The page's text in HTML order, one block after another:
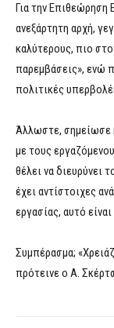
Για την Επιθεώρηση
ανεξάρτητη αρχή,
καλύτερους, πιο
παρεμβάσεις», ενώ
πολιτικές
Άλλωστε, σημείωσε
με τους
θέλει να διευρύνει
έχει αντίστοιχες
εργασίας, αυτό
Συμπέρασμα;
πρότεινε ο Α.